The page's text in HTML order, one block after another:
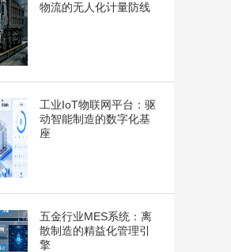
物流的无人化计量防线
工业IoT物联网平台：驱
动智能制造的数字化基
座
五金行业MES系统：离
散制造的精益化管理引
擎